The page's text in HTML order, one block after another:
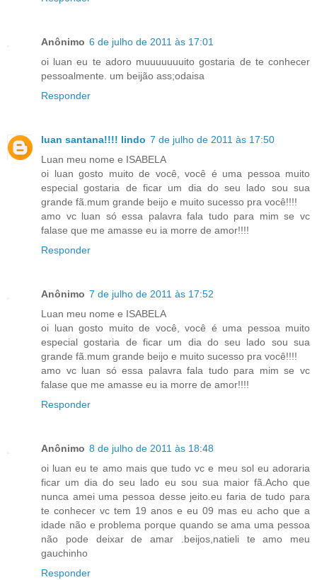
Anônimo 6 de julho de 2011 às 17:01
oi luan eu te adoro muuuuuuuito gostaria de te conhecer
pessoalmente. um beijão ass;odaisa
Responder
luan santana!!!! lindo 7 de julho de 2011 às 17:50
Luan meu nome e ISABELA
oi luan gosto muito de você, você é uma pessoa muito
especial gostaria de ficar um dia do seu lado sou sua
grande fã.mum grande beijo e muito sucesso pra você!!!!
amo vc luan só essa palavra fala tudo para mim se vc
falase que me amasse eu ia morre de amor!!!!
Responder
Anônimo 7 de julho de 2011 às 17:52
Luan meu nome e ISABELA
oi luan gosto muito de você, você é uma pessoa muito
especial gostaria de ficar um dia do seu lado sou sua
grande fã.mum grande beijo e muito sucesso pra você!!!!
amo vc luan só essa palavra fala tudo para mim se vc
falase que me amasse eu ia morre de amor!!!!
Responder
Anônimo 8 de julho de 2011 às 18:48
oi luan eu te amo mais que tudo vc e meu sol eu adoraria
ficar um dia do seu lado eu sou sua maior fã.Acho que
nunca amei uma pessoa desse jeito.eu faria de tudo para
te conhecer vc tem 19 anos e eu 09 mas eu acho que a
idade não e problema porque quando se ama uma pessoa
não pode deixar de amar .beijos,natieli te amo meu
gauchinho
Responder